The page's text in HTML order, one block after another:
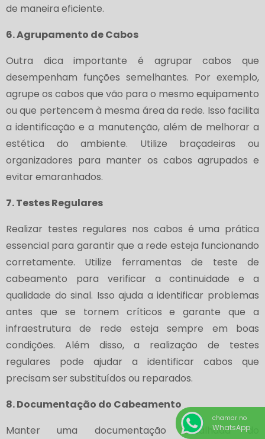
de maneira eficiente.
6. Agrupamento de Cabos
Outra dica importante é agrupar cabos que
desempenham funções semelhantes. Por exemplo,
agrupe os cabos que vão para o mesmo equipamento
ou que pertencem à mesma área da rede. Isso facilita
a identificação e a manutenção, além de melhorar a
estética do ambiente. Utilize braçadeiras ou
organizadores para manter os cabos agrupados e
evitar emaranhados.
7. Testes Regulares
Realizar testes regulares nos cabos é uma prática
essencial para garantir que a rede esteja funcionando
corretamente. Utilize ferramentas de teste de
cabeamento para verificar a continuidade e a
qualidade do sinal. Isso ajuda a identificar problemas
antes que se tornem críticos e garante que a
infraestrutura de rede esteja sempre em boas
condições. Além disso, a realização de testes
regulares pode ajudar a identificar cabos que
precisam ser substituídos ou reparados.
8. Documentação do Cabeamento
Manter uma documentação detalhada do
chamar no
WhatsApp